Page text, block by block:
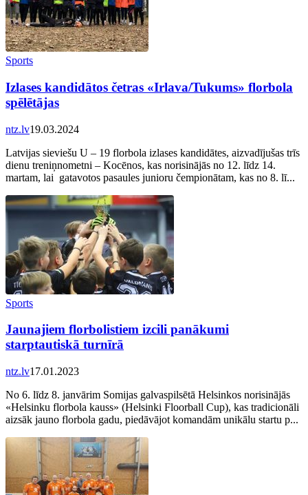
Sports
Izlases kandidātos četras «Irlava/Tukums» florbola
spēlētājas
ntz.lv19.03.2024
Latvijas sieviešu U – 19 florbola izlases kandidātes, aizvadījušas trīs
dienu treniņnometni – Kocēnos, kas norisinājās no 12. līdz 14.
martam, lai gatavotos pasaules junioru čempionātam, kas no 8. lī...
Sports
Jaunajiem florbolistiem izcili panākumi
starptautiskā turnīrā
ntz.lv17.01.2023
No 6. līdz 8. janvārim Somijas galvaspilsētā Helsinkos norisinājās
«Helsinku florbola kauss» (Helsinki Floorball Cup), kas tradicionāli
aizsāk jauno florbola gadu, piedāvājot komandām unikālu startu p...